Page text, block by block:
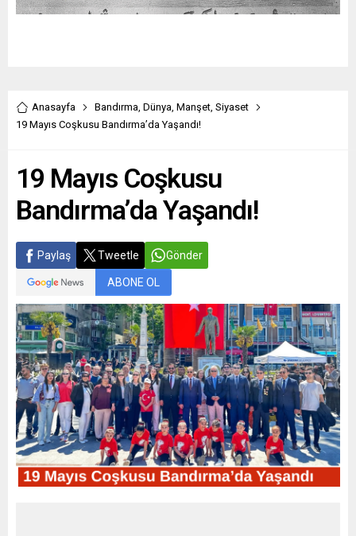
Anasayfa Bandırma, Dünya, Manşet, Siyaset
19 Mayıs Coşkusu Bandırma’da Yaşandı!
19 Mayıs Coşkusu
Bandırma’da Yaşandı!
Paylaş Tweetle Gönder
ABONE OL